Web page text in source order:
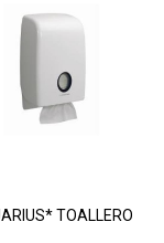
TOALLERO